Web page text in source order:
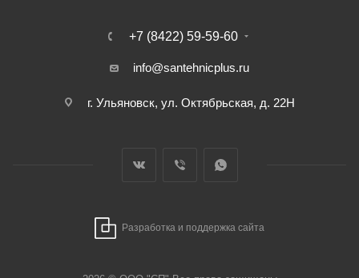
+7 (8422) 59-59-60
info@santehnicplus.ru
г. Ульяновск, ул. Октябрьская, д. 22Н
Разработка и поддержка сайта